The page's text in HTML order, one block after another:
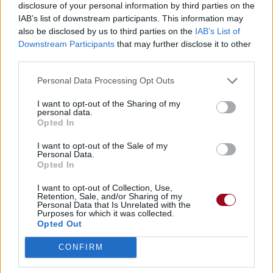
disclosure of your personal information by third parties on the
IAB’s list of downstream participants. This information may
also be disclosed by us to third parties on the IAB’s List of
Downstream Participants that may further disclose it to other
Personal Data Processing Opt Outs
I want to opt-out of the Sharing of my
personal data.
Opted In
I want to opt-out of the Sale of my
Personal Data.
Opted In
I want to opt-out of Collection, Use,
Retention, Sale, and/or Sharing of my
Personal Data that Is Unrelated with the
Purposes for which it was collected.
Opted Out
CONFIRM